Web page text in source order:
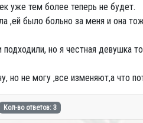
уже тем более теперь не будет.
,ей было больно за меня и она
но я честная девушка
но не могу ,все изменяют,а что
Кол-во ответов: 3